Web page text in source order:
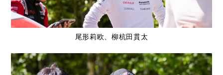
尾形莉欧、柳杭田貫太